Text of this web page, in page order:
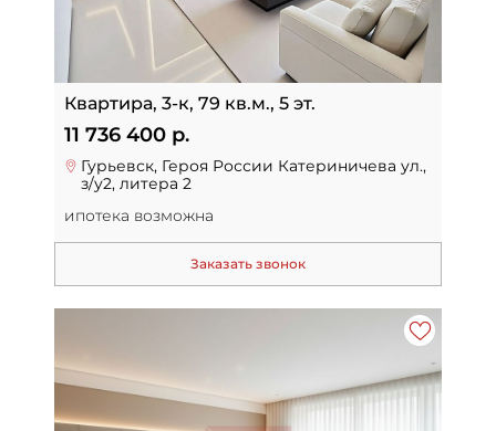
Квартира, 3-к, 79 кв.м., 5 эт.
11 736 400 р.
Гурьевск, Героя России Катериничева ул.,
з/у2, литера 2
ипотека возможна
Заказать звонок